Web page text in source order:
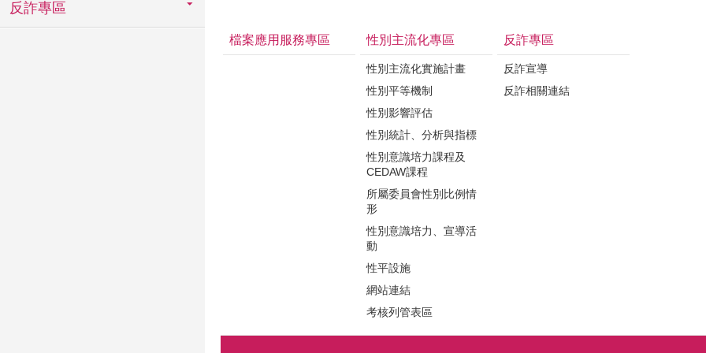
反詐專區
檔案應用服務專區 性別主流化專區
性別主流化實施計畫
性別平等機制
性別影響評估
性別統計、分析與指標
性別意識培力課程及
CEDAW課程
所屬委員會性別比例情
形
性別意識培力、宣導活
動
性平設施
網站連結
考核列管表區
反詐專區
反詐宣導
反詐相關連結